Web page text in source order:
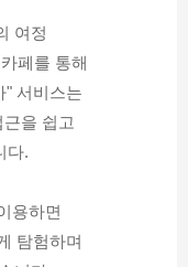
여정
페를 통해
" 서비스는
을 쉽고
다.
용하면
탐험하며